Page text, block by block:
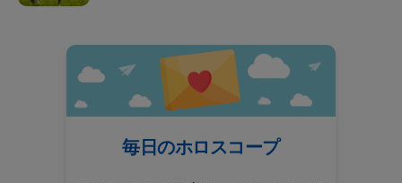
毎日のホロスコープ